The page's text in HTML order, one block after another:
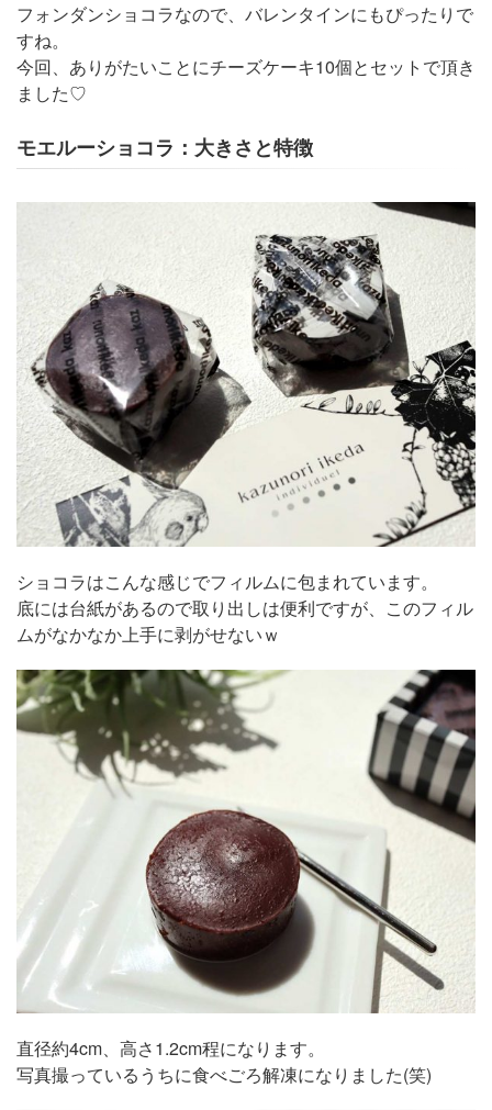
フォンダンショコラなので、バレンタインにもぴったりで
すね。
今回、ありがたいことにチーズケーキ10個とセットで頂き
ました♡
モエルーショコラ：大きさと特徴
ショコラはこんな感じでフィルムに包まれています。
底には台紙があるので取り出しは便利ですが、このフィル
ムがなかなか上手に剥がせないｗ
直径約4cm、高さ1.2cm程になります。
写真撮っているうちに食べごろ解凍になりました(笑)